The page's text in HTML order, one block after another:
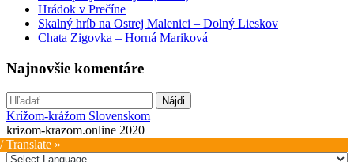
Hrádok v Prečíne
Skalný hríb na Ostrej Malenici – Dolný Lieskov
Chata Zigovka – Horná Mariková
Najnovšie komentáre
Hľadať:
Krížom-krážom Slovenskom
krizom-krazom.online 2020
Translate »